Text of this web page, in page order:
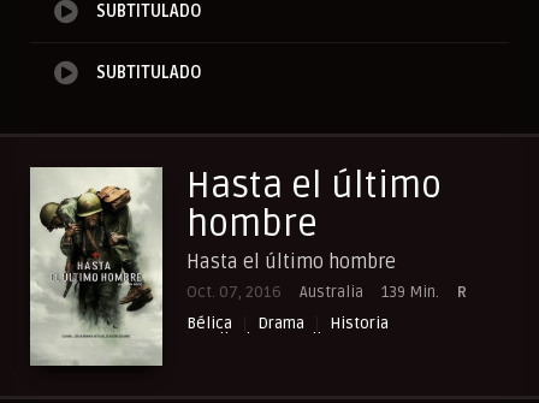
SUBTITULADO
SUBTITULADO
Hasta el último
hombre
Hasta el último hombre
Oct. 07, 2016 Australia 139 Min.
R
Bélica
Drama
Historia
Peliculas Castellano